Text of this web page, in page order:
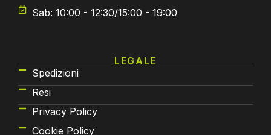
Sab: 10:00 - 12:30/15:00 - 19:00
LEGALE
Spedizioni
Resi
Privacy Policy
Cookie Policy